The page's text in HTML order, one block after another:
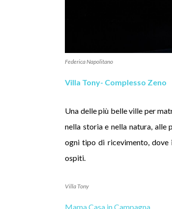
Federica Napolitano
Villa Tony- Complesso Zeno
Una delle più belle ville per
nella storia e nella natura, alle
ogni tipo di ricevimento, dove
ospiti.
Villa Tony
Mama Casa in Campagna